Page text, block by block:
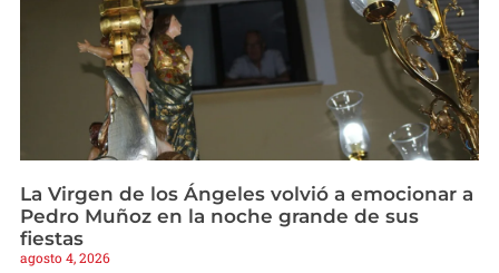
La Virgen de los Ángeles volvió a emocionar a
Pedro Muñoz en la noche grande de sus
fiestas
agosto 4, 2026